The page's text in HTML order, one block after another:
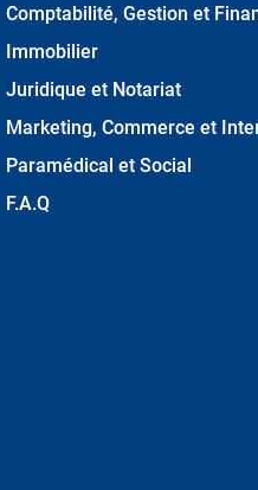
Comptabilité, Gestion et
Immobilier
Juridique et Notariat
Marketing, Commerce et
Paramédical et Social
F.A.Q